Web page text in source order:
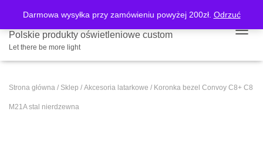
Darmowa wysyłka przy zamówieniu powyżej 200zł. Odrzuć
Polskie produkty oświetleniowe custom
Let there be more light
Strona główna / Sklep / Akcesoria latarkowe / Koronka bezel Convoy C8+ C8
M21A stal nierdzewna